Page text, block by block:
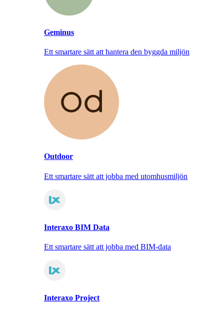
Geminus
Ett smartare sätt att hantera den byggda miljön
Outdoor
Ett smartare sätt att jobba med utomhusmiljön
Interaxo BIM Data
Ett smartare sätt att jobba med BIM-data
Interaxo Project